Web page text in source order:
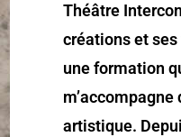
Théâtre
créations et
une formation
artistique.